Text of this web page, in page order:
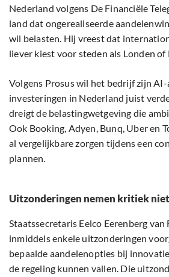
Nederland volgens De Financiële
land dat ongerealiseerde
wil belasten. Hij vreest dat
liever kiest voor steden als Londen of
Volgens Prosus wil het bedrijf zijn
investeringen in Nederland juist
dreigt de belastingwetgeving die
Ook Booking, Adyen, Bunq, Uber en
al vergelijkbare zorgen tijdens een
plannen.
Uitzonderingen nemen kritiek
Staatssecretaris Eelco Eerenberg
inmiddels enkele uitzonderingen
bepaalde aandelenopties bij
de regeling kunnen vallen. Die